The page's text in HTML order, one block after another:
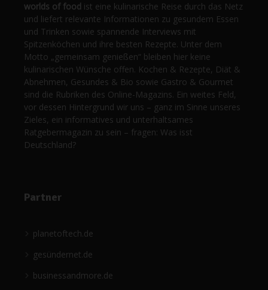
worlds of food ist eine kulinarische Reise durch das Netz
und liefert relevante Informationen zu gesundem Essen
und Trinken sowie spannende Interviews mit
Spitzenköchen und ihre besten Rezepte. Unter dem
Motto „gemeinsam genießen“ bleiben hier keine
kulinarischen Wünsche offen. Kochen & Rezepte, Diät &
Abnehmen, Gesundes & Bio sowie Gastro & Gourmet
sind die Rubriken des Online-Magazins. Ein weites Feld,
vor dessen Hintergrund wir uns – ganz im Sinne unseres
Zieles, ein informatives und unterhaltsames
Ratgebermagazin zu sein – fragen: Was isst
Deutschland?
Partner
planetoftech.de
gesündernet.de
businessandmore.de